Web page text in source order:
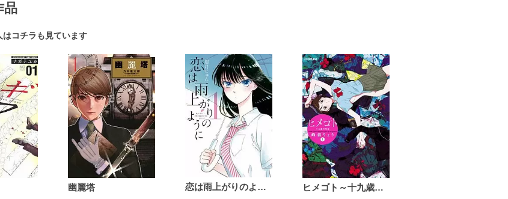
品
はコチラも見ています
幽麗塔 恋は雨上がりのように ヒメゴト～十九歳の制服～